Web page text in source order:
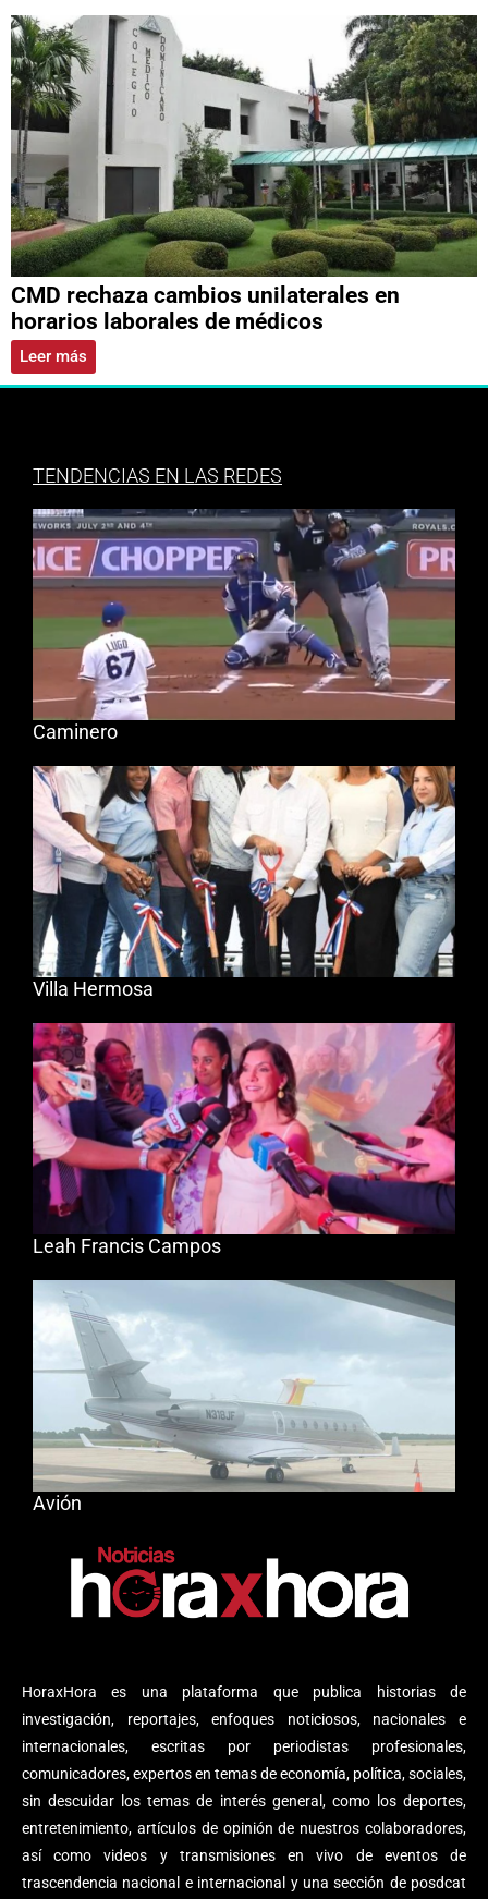
CMD rechaza cambios unilaterales en
horarios laborales de médicos
Leer más
HoraxHora es una plataforma que publica historias de
investigación, reportajes, enfoques noticiosos, nacionales e
internacionales, escritas por periodistas profesionales,
comunicadores, expertos en temas de economía, política, sociales,
sin descuidar los temas de interés general, como los deportes,
entretenimiento, artículos de opinión de nuestros colaboradores,
así como videos y transmisiones en vivo de eventos de
trascendencia nacional e internacional y una sección de posdcat
TENDENCIAS EN LAS REDES
Caminero
Villa Hermosa
Leah Francis Campos
Avión